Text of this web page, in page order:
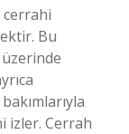
Bu
izler. Cerrah